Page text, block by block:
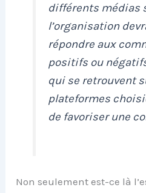
différents médias
l’organisation
répondre aux
positifs ou
qui se retrouvent
plateformes
de favoriser une
Non seulement est-ce là